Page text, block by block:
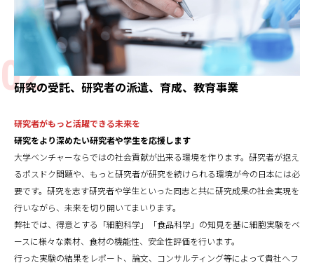
研究の受託、研究者の派遣、育成、教育事業
研究者がもっと活躍できる未来を
研究をより深めたい研究者や学生を応援します
大学ベンチャーならではの社会貢献が出来る環境を作ります。研究者が抱え
るポスドク問題や、もっと研究者が研究を続けられる環境が今の日本には必
要です。研究を志す研究者や学生といった同志と共に研究成果の社会実現を
行いながら、未来を切り開いてまいります。
弊社では、得意とする「細胞科学」「食品科学」の知見を基に細胞実験をベ
ースに様々な素材、食材の機能性、安全性評価を行います。
行った実験の結果をレポート、論文、コンサルティング等によって貴社へフ